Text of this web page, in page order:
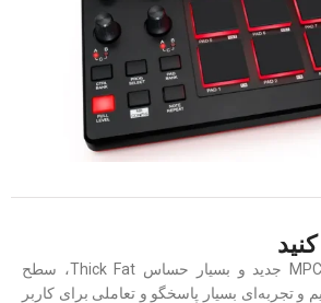
ابتدا با افزودن پدهای MPC جدید و بسیار حساس Thick Fat، سطح
و تجربه‌ای بسیار پاسخگو و تعاملی برای کاربر